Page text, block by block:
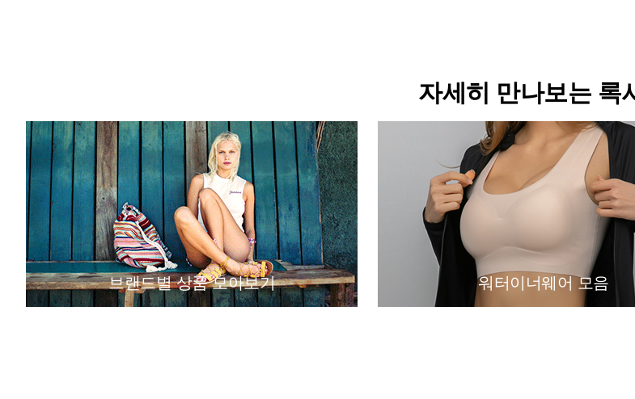
자세히 만나보는 록
브랜드별 상품 모아보기 워터이너웨어 모음